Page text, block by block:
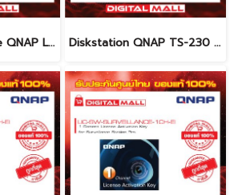
IP Camera License QNAP LIC-SW-SURVEILLANCE-2CH-IE ใบอนุญาตกล้อง ( License) Diskstation QNAP TS-230 อุปกรณ์จัดเก็บข้อมูล (NAS)